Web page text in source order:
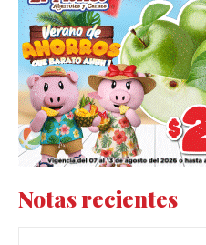
Notas recientes